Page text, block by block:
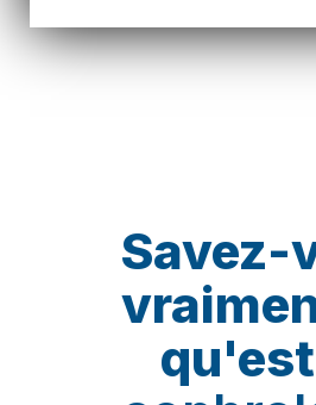
Savez-